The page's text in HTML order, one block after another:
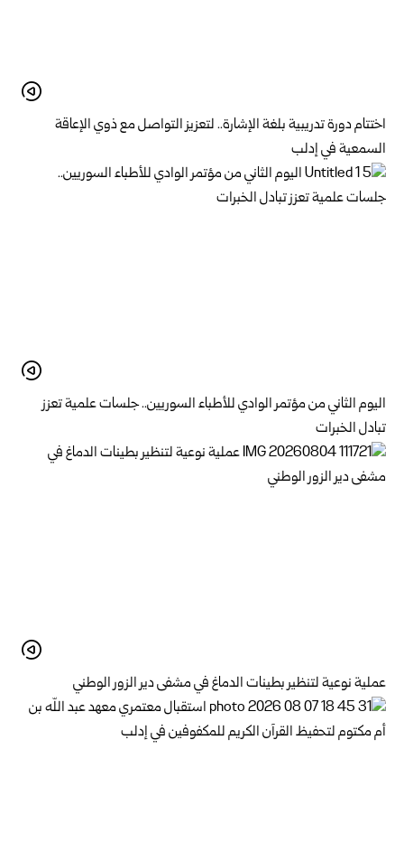
اختتام دورة تدريبية بلغة الإشارة.. لتعزيز التواصل مع ذوي الإعاقة
السمعية في إدلب
اليوم الثاني من مؤتمر الوادي للأطباء السوريين.. جلسات علمية تعزز
تبادل الخبرات
عملية نوعية لتنظير بطينات الدماغ في مشفى دير الزور الوطني